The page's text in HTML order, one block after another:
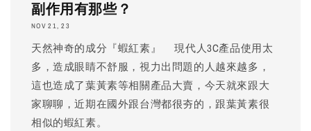
副作用有那些？
NOV 21, 23
天然神奇的成分『蝦紅素』 現代人3C產品使用太
多，造成眼睛不舒服，視力出問題的人越來越多，
這也造成了葉黃素等相關產品大賣，今天就來跟大
家聊聊，近期在國外跟台灣都很夯的，跟葉黃素很
相似的蝦紅素。